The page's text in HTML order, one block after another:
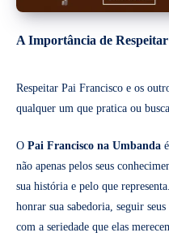
A Importância de
Respeitar Pai Francisco e os
qualquer um que pratica ou
O Pai Francisco na Umbanda
não apenas pelos seus
sua história e pelo que
honrar sua sabedoria, seguir
com a seriedade que elas